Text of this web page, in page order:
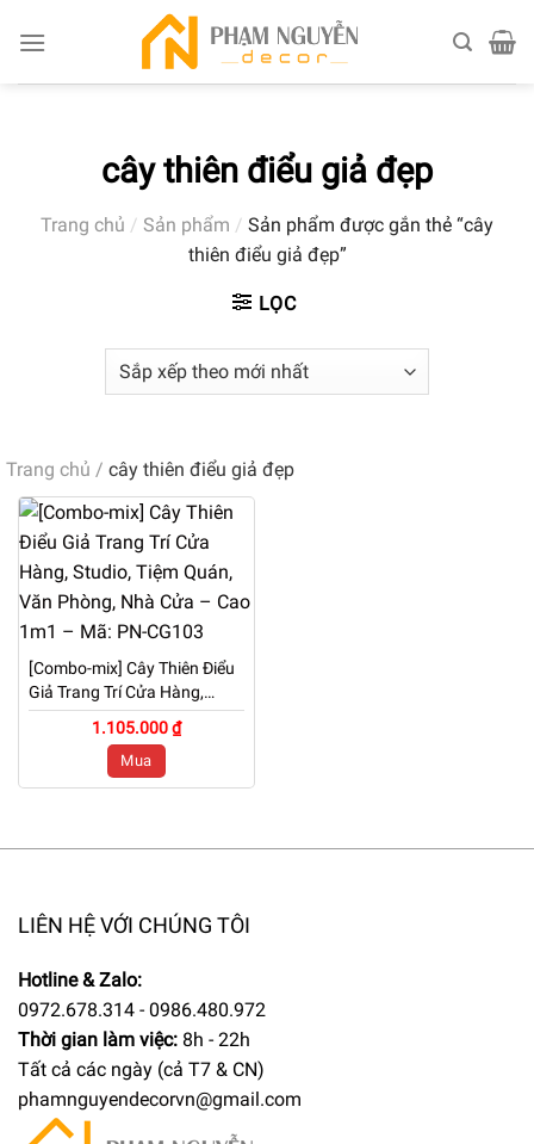
cây thiên điểu giả đẹp
Trang chủ / Sản phẩm / Sản phẩm được gắn thẻ “cây
thiên điểu giả đẹp”
LỌC
Trang chủ / cây thiên điểu giả đẹp
[Combo-mix] Cây Thiên Điểu
Giả Trang Trí Cửa Hàng,
Studio, Tiệm Quán, Văn
Phòng, Nhà Cửa – Cao 1m1
– Mã: PN-CG103
1.105.000 ₫
Mua
LIÊN HỆ VỚI CHÚNG TÔI
Hotline & Zalo:
0972.678.314 - 0986.480.972
Thời gian làm việc: 8h - 22h
Tất cả các ngày (cả T7 & CN)
phamnguyendecorvn@gmail.com